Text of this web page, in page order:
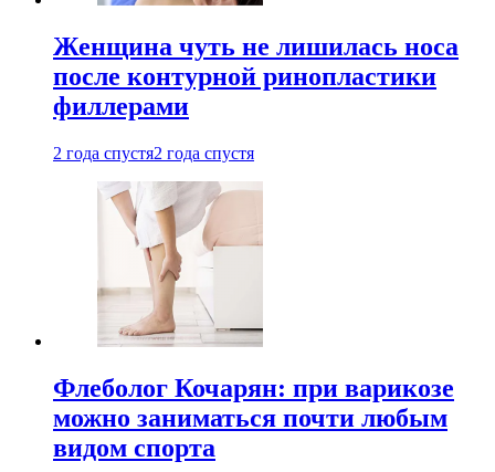
Женщина чуть не лишилась носа
после контурной ринопластики
филлерами
2 года спустя2 года спустя
Флеболог Кочарян: при варикозе
можно заниматься почти любым
видом спорта